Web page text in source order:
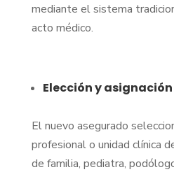
mediante el sistema
acto médico.
Elección y
El nuevo asegurado
profesional o unidad clínica
de familia, pediatra,